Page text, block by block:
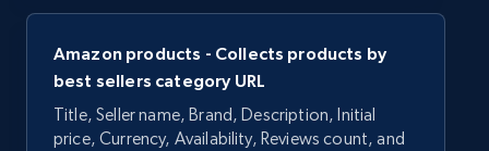
Amazon products - Collects products by
best sellers category URL
Title, Seller name, Brand, Description, Initial
price, Currency, Availability, Reviews count, and